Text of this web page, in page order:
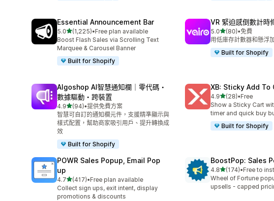
Essential Announcement Bar
5.0滿分 5 顆星
(1,225)
共有 1225 則評價
•Free plan available
Boost Flash Sales via Scrolling Text
Marquee & Carousel Banner
Built for Shopify
VR 緊迫感倒數計時
5.0滿分 5 顆星
(80)
共有 80 則評價
•免費
用低庫存計數器和懸浮
Built for Shopify
Algoshop AI智慧通知欄｜零代碼・
數據驅動・跨裝置
4.9滿分 5 顆星
(94)
共有 94 則評價
•提供免費方案
智慧可自訂的通知欄元件，支援精準顯示與
樣式配置，幫助商家吸引用戶、提升轉換成
效
Built for Shopify
XB: Sticky Add To
4.9滿分 5 顆星
(28)
共有 28 則評價
•Free
Show a Sticky Cart
timer and quick buy
Built for Shopify
POWR Sales Popup, Email Pop
up
4.7滿分 5 顆星
(417)
共有 417 則評價
•Free plan available
Collect sign ups, exit intent, display
promotions & discounts
BoostPop: Sales
4.8滿分 5 顆星
(174)
共有 174 則評價
•Free to
Wheel of Fortune
upsells - capped